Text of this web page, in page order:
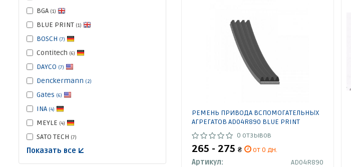
BGA (1)
BLUE PRINT (1)
BOSCH (7)
Contitech (6)
DAYCO (7)
Denckermann (2)
Gates (6)
INA (4)
MEYLE (4)
SATO TECH (7)
Показать все ↓
РЕМЕНЬ ПРИВОДА ВСПОМОГАТЕЛЬНЫХ
АГРЕГАТОВ AD04R890 BLUE PRINT
0 отзывов
265 - 275 ₴
от 0 дн.
Артикул:
AD04R890